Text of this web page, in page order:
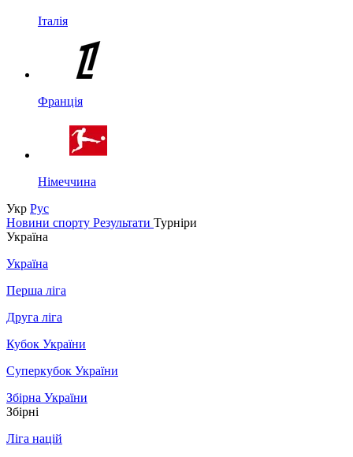
Італія
Франція
Німеччина
Укр Рус
Новини спорту Результати Турніри
Україна
Україна
Перша ліга
Друга ліга
Кубок України
Суперкубок України
Збірна України
Збірні
Ліга націй